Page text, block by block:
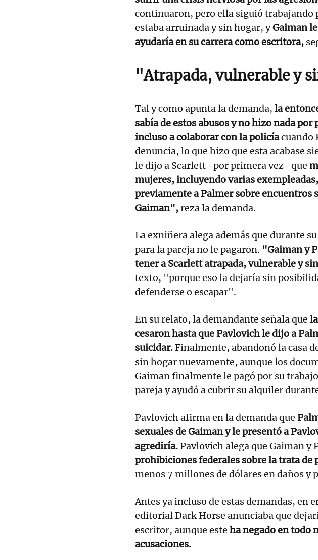
continuaron, pero ella siguió trabajando
estaba arruinada y sin hogar, yGaiman
ayudaría en su carrera como escritora,
"Atrapada, vulnerable y
Tal y como apunta la demanda, la
sabía de estos abusos y no hizo nada
incluso a colaborar con la policíacuando
denuncia, lo que hizo que esta acabase
le dijo a Scarlett -por primera vez- que
mujeres, incluyendo varias
previamente a Palmer sobre encuentros
Gaiman",reza la demanda.
La exniñera alega además que durante
para la pareja no le pagaron. "Gaiman y
tener a Scarlett atrapada, vulnerable y
texto, "porque eso la dejaría sin
defenderse o escapar".
En su relato, la demandante señala que
cesaron hasta que Pavlovich le dijo a
suicidar.Finalmente, abandonó la casa
sin hogar nuevamente, aunque los
Gaiman finalmente le pagó por su
pareja y ayudó a cubrir su alquiler
Pavlovich afirma en la demanda que
sexuales de Gaiman y le presentó a
agrediría.Pavlovich alega que Gaiman y
prohibiciones federales sobre la trata de
menos 7 millones de dólares en daños y
Antes ya incluso de estas demandas, en
editorial Dark Horse anunciaba que
escritor, aunque este ha negado en todo
acusaciones.